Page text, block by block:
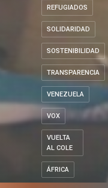
REFUGIADOS
SOLIDARIDAD
SOSTENIBILIDAD
TRANSPARENCIA
VENEZUELA
VOX
VUELTA
AL COLE
ÁFRICA